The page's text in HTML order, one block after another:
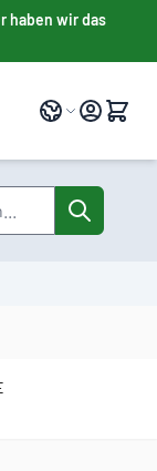
haben wir das
Sprache